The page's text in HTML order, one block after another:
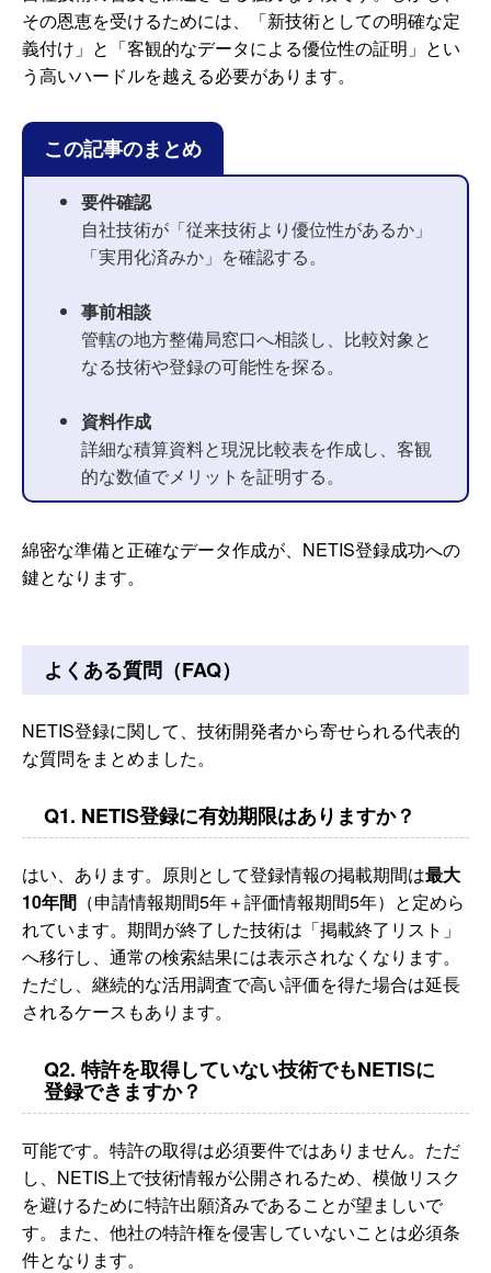
その恩恵を受けるためには、「新技術としての明確な定
義付け」と「客観的なデータによる優位性の証明」とい
う高いハードルを越える必要があります。
この記事のまとめ
要件確認
自社技術が「従来技術より優位性があるか」
「実用化済みか」を確認する。
事前相談
管轄の地方整備局窓口へ相談し、比較対象と
なる技術や登録の可能性を探る。
資料作成
詳細な積算資料と現況比較表を作成し、客観
的な数値でメリットを証明する。
綿密な準備と正確なデータ作成が、NETIS登録成功への
鍵となります。
よくある質問（FAQ）
NETIS登録に関して、技術開発者から寄せられる代表的
な質問をまとめました。
Q1. NETIS登録に有効期限はありますか？
はい、あります。原則として登録情報の掲載期間は最大
10年間 （申請情報期間5年＋評価情報期間5年）と定めら
れています。期間が終了した技術は「掲載終了リスト」
へ移行し、通常の検索結果には表示されなくなります。
ただし、継続的な活用調査で高い評価を得た場合は延長
されるケースもあります。
Q2. 特許を取得していない技術でもNETISに
登録できますか？
可能です。特許の取得は必須要件ではありません。ただ
し、NETIS上で技術情報が公開されるため、模倣リスク
を避けるために特許出願済みであることが望ましいで
す。また、他社の特許権を侵害していないことは必須条
件となります。